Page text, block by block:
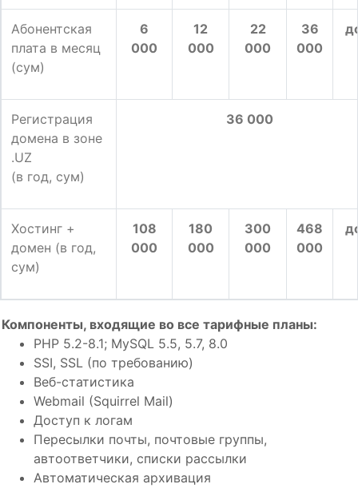
Абонентская
плата в месяц
(сум)
6
000
12
000
22
000
36
000
Регистрация
домена в зоне
.UZ
(в год, сум)
36 000
Хостинг +
домен (в год,
сум)
108
000
180
000
300
000
468
000
Компоненты, входящие во все тарифные планы:
PHP 5.2-8.1; MySQL 5.5, 5.7, 8.0
SSI, SSL (по требованию)
Веб-статистика
Webmail (Squirrel Mail)
Доступ к логам
Пересылки почты, почтовые группы,
автоответчики, списки рассылки
Автоматическая архивация